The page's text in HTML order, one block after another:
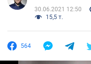
30.06.2021 12:50
15,5 т.
564